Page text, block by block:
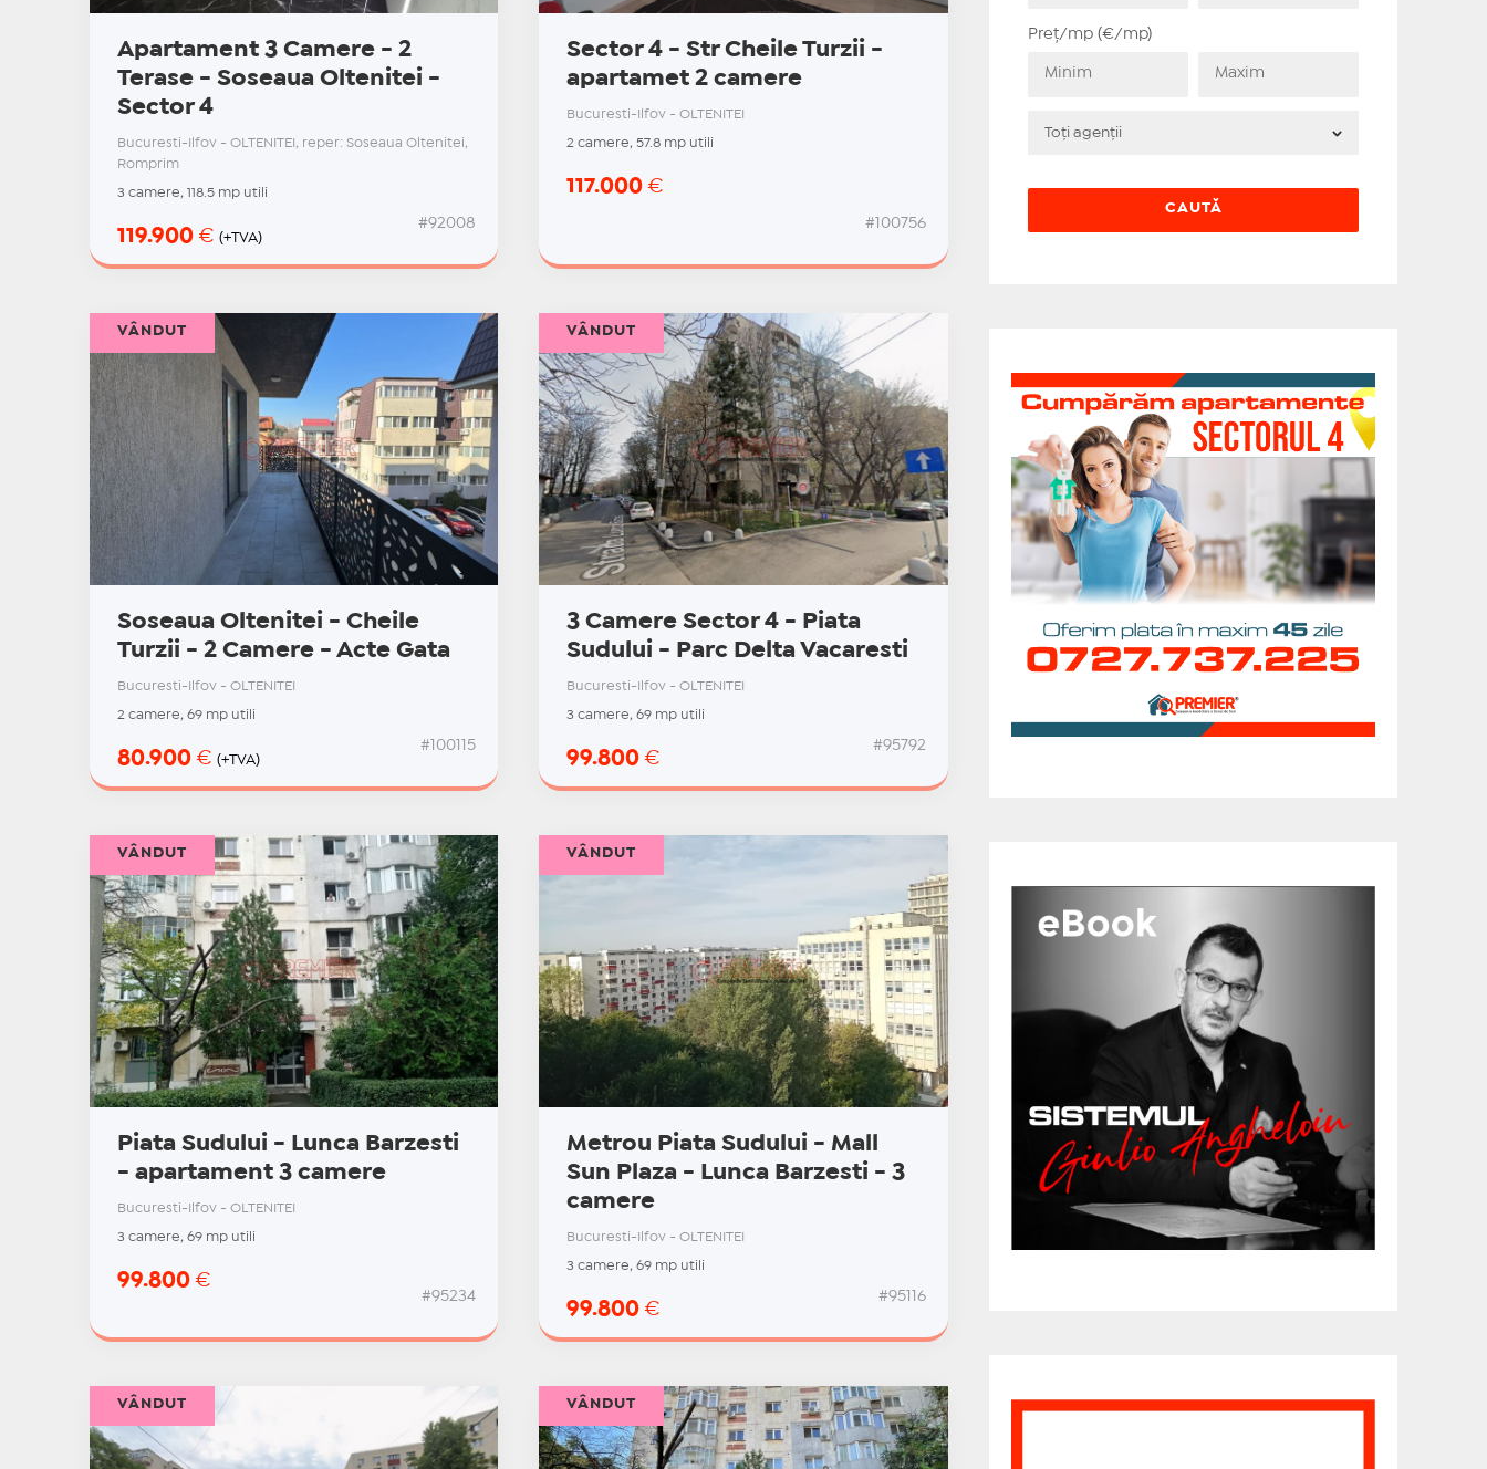
Apartament 3 Camere - 2
Terase - Soseaua Oltenitei -
Sector 4
Bucuresti-Ilfov - OLTENITEI, reper: Soseaua Oltenitei,
Romprim
3 camere, 118.5 mp utili
119.900 € (+TVA)
#92008
Sector 4 - Str Cheile Turzii -
apartamet 2 camere
Bucuresti-Ilfov - OLTENITEI
2 camere, 57.8 mp utili
117.000€
#100756
Soseaua Oltenitei - Cheile
Turzii - 2 Camere - Acte Gata
Bucuresti-Ilfov - OLTENITEI
2 camere, 69 mp utili
80.900 € (+TVA)
#100115
VÂNDUT
3 Camere Sector 4 - Piata
Sudului - Parc Delta Vacaresti
Bucuresti-Ilfov - OLTENITEI
3 camere, 69 mp utili
99.800€
#95792
VÂNDUT
Piata Sudului - Lunca Barzesti
- apartament 3 camere
Bucuresti-Ilfov - OLTENITEI
3 camere, 69 mp utili
99.800 €
#95234
VÂNDUT
Metrou Piata Sudului - Mall
Sun Plaza - Lunca Barzesti - 3
camere
Bucuresti-Ilfov - OLTENITEI
3 camere, 69 mp utili
99.800€
#95116
VÂNDUT
VÂNDUT VÂNDUT
Preț/mp (€/mp)